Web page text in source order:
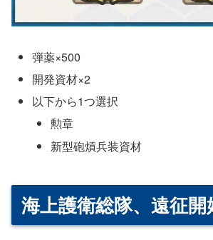
弾薬×500
開発資材×2
以下から1つ選択
勲章
新型砲熕兵装資材
海上護衛総隊、遠征開